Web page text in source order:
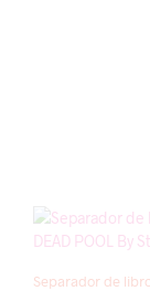
Separador de